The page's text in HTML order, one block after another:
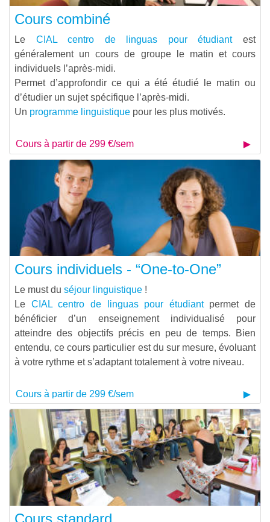
Cours combiné
Le CIAL centro de linguas pour étudiantest
généralement un cours de groupe le matin et cours
individuels l’après-midi.
Permet d’approfondir ce qui a été étudié le matin ou
d’étudier un sujet spécifique l’après-midi.
Un programme linguistique pour les plus motivés.
Cours à partir de 299 €/sem
Cours individuels - “One-to-One”
Le must du séjour linguistique !
Le CIAL centro de linguas pour étudiantpermet de
bénéficier d’un enseignement individualisé pour
atteindre des objectifs précis en peu de temps. Bien
entendu, ce cours particulier est du sur mesure, évoluant
à votre rythme et s’adaptant totalement à votre niveau.
Cours à partir de 299 €/sem